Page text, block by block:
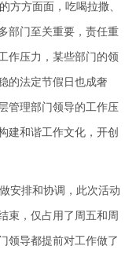
方方面面，吃喝拉撒、
部门至关重要，责任重
作压力，某些部门的领
的法定节假日也成奢
管理部门领导的工作压
建和谐工作文化，开创
安排和协调，此次活动
束，仅占用了周五和周
领导都提前对工作做了